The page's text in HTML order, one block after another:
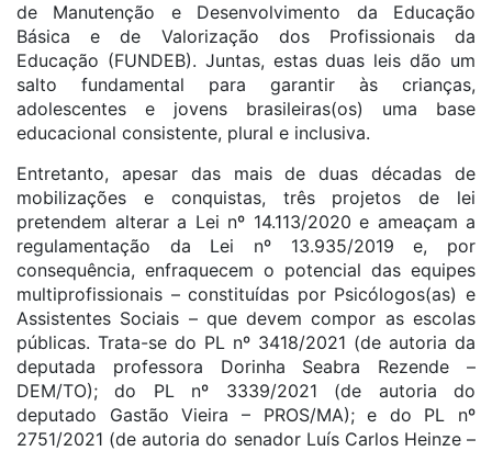
de Manutenção e Desenvolvimento da Educação
Básica e de Valorização dos Profissionais da
Educação (FUNDEB). Juntas, estas duas leis dão um
salto fundamental para garantir às crianças,
adolescentes e jovens brasileiras(os) uma base
educacional consistente, plural e inclusiva.
Entretanto, apesar das mais de duas décadas de
mobilizações e conquistas, três projetos de lei
pretendem alterar a Lei nº 14.113/2020 e ameaçam a
regulamentação da Lei nº 13.935/2019 e, por
consequência, enfraquecem o potencial das equipes
multiprofissionais – constituídas por Psicólogos(as) e
Assistentes Sociais – que devem compor as escolas
públicas. Trata-se do PL nº 3418/2021 (de autoria da
deputada professora Dorinha Seabra Rezende –
DEM/TO); do PL nº 3339/2021 (de autoria do
deputado Gastão Vieira – PROS/MA); e do PL nº
2751/2021 (de autoria do senador Luís Carlos Heinze –